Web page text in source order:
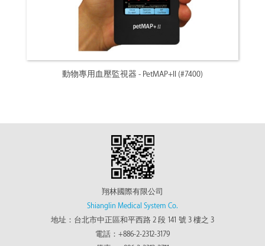
動物專用血壓監視器 - PetMAP+II (#7400)
翔林國際有限公司
Shianglin Medical System Co.
地址：台北市中正區和平西路 2 段 141 號 3 樓之 3
電話：+886-2-2312-3179